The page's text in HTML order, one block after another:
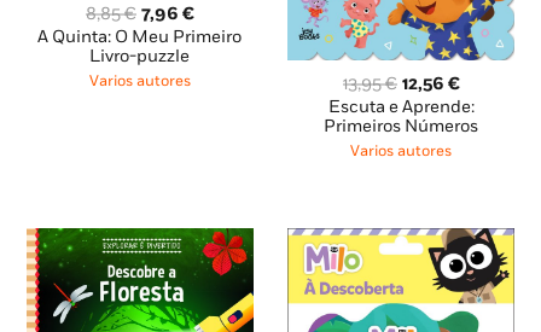
8,85€ O
preço
original
era:
7,96 €O
preço
A Quinta: O Meu Primeiro
Livro-puzzle
Varios autores 13,95€ O
preço
original
era:
12,56 €O
preço
atual
Escuta e Aprende:
Primeiros Números
Varios autores